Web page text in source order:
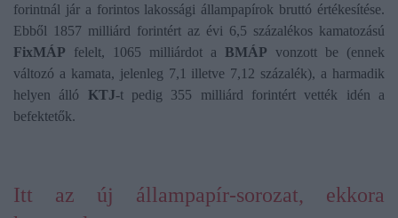
forintnál jár a forintos lakossági állampapírok bruttó értékesítése.
Ebből 1857 milliárd forintért az évi 6,5 százalékos kamatozású
FixMÁP felelt, 1065 milliárdot a BMÁP vonzott be (ennek
változó a kamata, jelenleg 7,1 illetve 7,12 százalék), a harmadik
helyen álló KTJ-t pedig 355 milliárd forintért vették idén a
befektetők.
Itt az új állampapír-sorozat, ekkora